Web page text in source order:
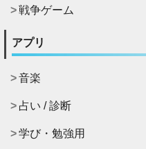
戦争ゲーム
アプリ
音楽
占い / 診断
学び・勉強用